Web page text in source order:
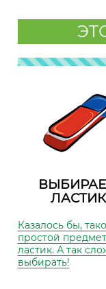
ЛАСТИК
Казалось бы,
простой
ластик. А так
выбирать!